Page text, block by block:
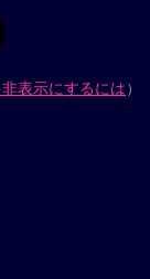
表示にするには）